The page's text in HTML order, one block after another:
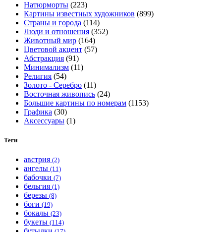
выбрать
на
странице
товара.
Натюрморты (223)
Картины известных художников (899)
Страны и города (114)
Люди и отношения (352)
Животный мир (164)
Цветовой акцент (57)
Абстракция (91)
Минимализм (11)
Религия (54)
Золото - Серебро (11)
Восточная живопись (24)
Большие картины по номерам (1153)
Графика (30)
Аксессуары (1)
Теги
австрия (2)
ангелы (11)
бабочки (7)
бельгия (1)
березы (8)
боги (19)
бокалы (23)
букеты (114)